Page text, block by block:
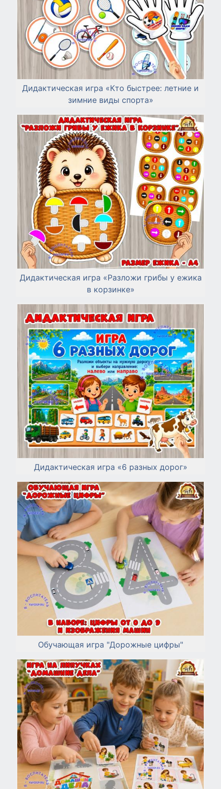
Дидактическая игра «Кто быстрее: летние и
зимние виды спорта»
Дидактическая игра «Разложи грибы у ежика
в корзинке»
Дидактическая игра «6 разных дорог»
Обучающая игра "Дорожные цифры"